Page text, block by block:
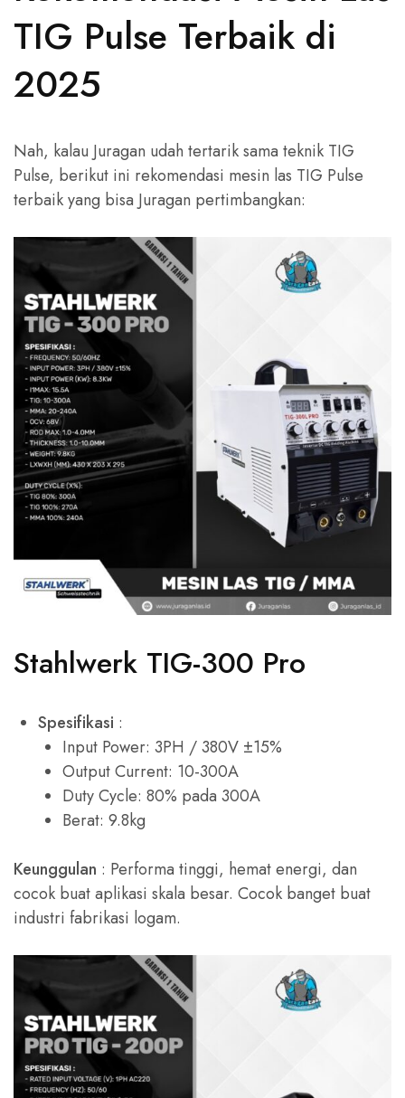
TIG Pulse Terbaik di
2025
Nah, kalau Juragan udah tertarik sama teknik TIG
Pulse, berikut ini rekomendasi mesin las TIG Pulse
terbaik yang bisa Juragan pertimbangkan:
Stahlwerk TIG-300 Pro
Spesifikasi :
Input Power: 3PH / 380V ±15%
Output Current: 10-300A
Duty Cycle: 80% pada 300A
Berat: 9.8kg
Keunggulan : Performa tinggi, hemat energi, dan
cocok buat aplikasi skala besar. Cocok banget buat
industri fabrikasi logam.